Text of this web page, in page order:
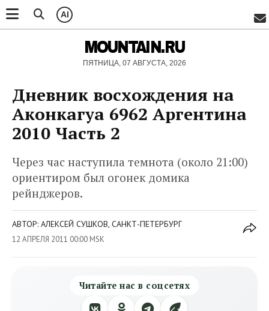
AI
MOUNTAIN.RU
ПЯТНИЦА, 07 АВГУСТА, 2026
Дневник восхождения на
Аконкагуа 6962 Аргентина
2010 Часть 2
Через час наступила темнота (около 21:00)
ориентиром был огонек домика
рейнджеров.
АВТОР: АЛЕКСЕЙ СУШКОВ, САНКТ-ПЕТЕРБУРГ
12 АПРЕЛЯ 2011 00:00 MSK
Читайте нас в соцсетях